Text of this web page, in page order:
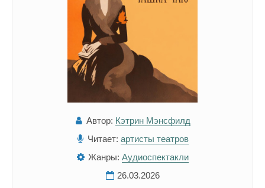
Автор: Кэтрин Мэнсфилд
Читает: артисты театров
Жанры: Аудиоспектакли
26.03.2026